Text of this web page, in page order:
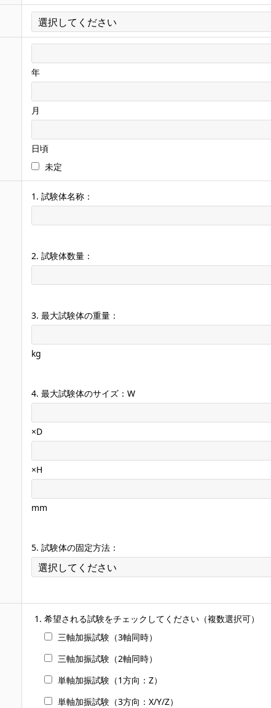
年
月
日頃
未定
1. 試験体名称：
2. 試験体数量：
3. 最大試験体の重量：
kg
4. 最大試験体のサイズ：W
×D
×H
mm
5. 試験体の固定方法：
希望される試験をチェックしてください（複数選択可）
三軸加振試験（3軸同時）
三軸加振試験（2軸同時）
単軸加振試験（1方向：Z）
単軸加振試験（3方向：X/Y/Z）